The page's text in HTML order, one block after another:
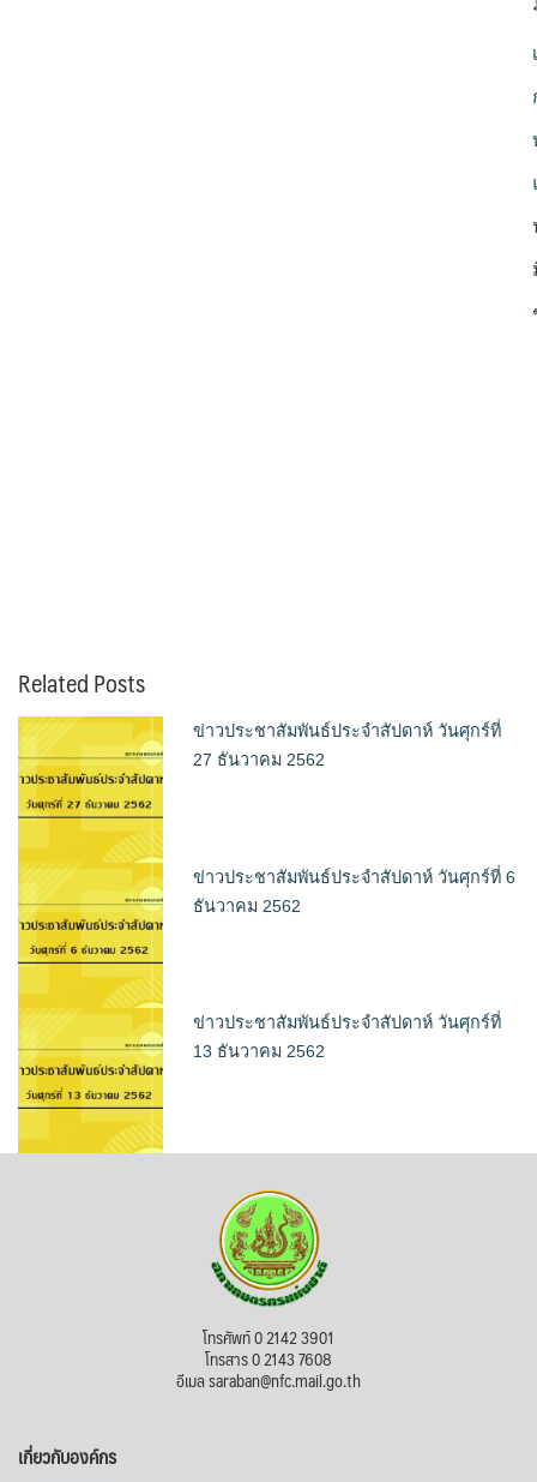
Related Posts
ข่าวประชาสัมพันธ์ประจำสัปดาห์ วันศุกร์ที่
27 ธันวาคม 2562
ข่าวประชาสัมพันธ์ประจำสัปดาห์ วันศุกร์ที่ 6
ธันวาคม 2562
ข่าวประชาสัมพันธ์ประจำสัปดาห์ วันศุกร์ที่
13 ธันวาคม 2562
โทรศัพท์ 0 2142 3901
โทรสาร 0 2143 7608
อีเมล saraban@nfc.mail.go.th
เกี่ยวกับองค์กร